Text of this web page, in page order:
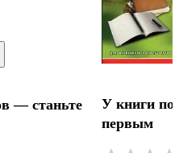
— станьте
У книги
первым